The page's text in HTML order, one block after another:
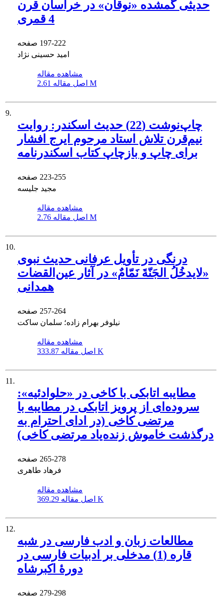
حدیثی گمشده «نوقان» در خراسان قرن
4 قمری
197-222
امید حسینی نژاد
مشاهده مقاله
اصل مقاله 2.61 M
9.
چاپ‌نوشت (22) حدیث اسکندر: روایت
نیم‌قرن تلاش استاد مرحوم ایرج افشار
برای چاپ و بازچاپ کتاب اسکندرنامه
223-255
مجید جلیسه
مشاهده مقاله
اصل مقاله 2.76 M
10.
درنگی در تأویل عرفانی حدیث نبوی
«لایدخُلُ الجَنّةَ نَمّامٌ» در آثار عین‌القضات
همدانی
257-264
نیلوفر بهرام زاده؛ سلمان ساکت
مشاهده مقاله
اصل مقاله 333.87 K
11.
مطایبه اتابکی با کاخی در «حلوادئیه»:
سروده‌ای از پرویز اتابکی در مطایبه با
مرتضی کاخی (در ادای احترام به
درگذشت خاموش زنده‌یاد مرتضی کاخی)
265-278
فرهاد طاهری
مشاهده مقاله
اصل مقاله 369.29 K
12.
مطالعات زبان و ادب فارسی در شبه
قاره (1) مدخلی بر ادبیات فارسی در
دورۀ اکبرشاه
279-298